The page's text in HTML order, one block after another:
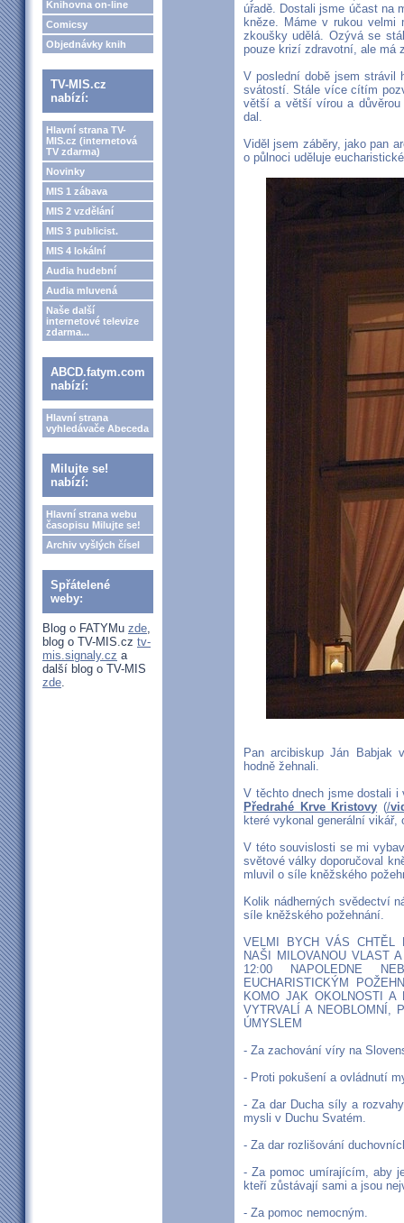
Knihovna on-line
Comicsy
Objednávky knih
TV-MIS.cz
nabízí:
Hlavní strana TV-
MIS.cz (internetová
TV zdarma)
Novinky
MIS 1 zábava
MIS 2 vzdělání
MIS 3 publicist.
MIS 4 lokální
Audia hudební
Audia mluvená
Naše další
internetové televize
zdarma...
ABCD.fatym.com
nabízí:
Hlavní strana
vyhledávače Abeceda
Milujte se!
nabízí:
Hlavní strana webu
časopisu Milujte se!
Archiv vyšlých čísel
Spřátelené
weby:
Blog o FATYMu zde,
blog o TV-MIS.cz tv-
mis.signaly.cz a
další blog o TV-MIS
zde.
úřadě. Dostali jsme účast na
kněze. Máme v rukou
zkoušky udělá. Ozývá se
pouze krizí zdravotní, ale má
V poslední době jsem strávil
svátostí. Stále více cítím
větší a větší vírou a
dal.
Viděl jsem záběry, jako pan
o půlnoci uděluje
Pan arcibiskup Ján Babjak
hodně žehnali.
V těchto dnech jsme dostali
Předrahé Krve Kristovy (/
které vykonal generální vikář,
V této souvislosti se mi
světové války doporučoval
mluvil o síle kněžského
Kolik nádherných svědectví
síle kněžského požehnání.
VELMI BYCH VÁS CHTĚL
NAŠI MILOVANOU VLAST
12:00 NAPOLEDNE
EUCHARISTICKÝM
KOMO JAK OKOLNOSTI
VYTRVALÍ A NEOBLOMNÍ,
ÚMYSLEM
- Za zachování víry na
- Proti pokušení a ovládnutí
- Za dar Ducha síly a
mysli v Duchu Svatém.
- Za dar rozlišování
- Za pomoc umírajícím, aby
kteří zůstávají sami a jsou
- Za pomoc nemocným.